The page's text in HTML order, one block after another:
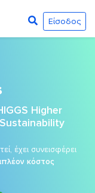
Είσοδος
Higher
έχει συνεισφέρει
κόστος